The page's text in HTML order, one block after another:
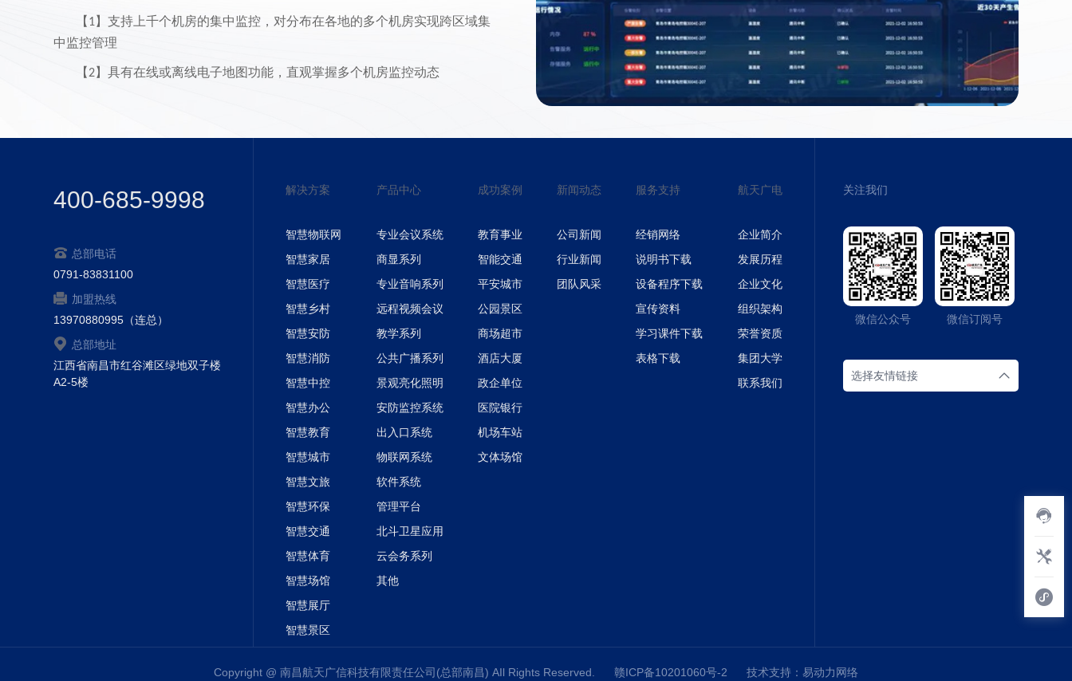
【 1】支持上千个机房的集中监控，对分布在各地的多个机房实现跨区域集
中监控管理
【 2】具有在线或离线电子地图功能，直观掌握多个机房监控动态
【6 】支持多种报警方式，包括短信、电话、微信、网页、邮件等
【8】支持机房能耗分析
【9】支持监控设备曲线趋势图、柱形图展示
【 】嵌入强大的报表输出系统
【11】多级报警等级灵活设置
【12】支持二次开发，OEM
400-685-9998
总部电话
0791-83831100
加盟热线
13970880995（连总）
总部地址
江西省南昌市红谷滩区绿地双子楼
A2-5楼
解决方案
智慧物联网
智慧家居
智慧医疗
智慧乡村
智慧安防
智慧消防
智慧中控
智慧办公
智慧教育
智慧城市
智慧文旅
智慧环保
智慧交通
智慧体育
智慧场馆
智慧展厅
智慧景区
产品中心
专业会议系统
商显系列
专业音响系列
远程视频会议
教学系列
公共广播系列
景观亮化照明
安防监控系统
出入口系统
物联网系统
软件系统
管理平台
北斗卫星应用
云会务系列
其他
成功案例
教育事业
智能交通
平安城市
公园景区
商场超市
酒店大厦
政企单位
医院银行
机场车站
文体场馆
新闻动态
公司新闻
行业新闻
团队风采
服务支持
经销网络
说明书下载
设备程序下载
宣传资料
学习课件下载
表格下载
航天广电
企业简介
发展历程
企业文化
组织架构
荣誉资质
集团大学
联系我们
关注我们
微信公众号 微信订阅号
选择友情链接
Copyright @ 南昌航天广信科技有限责任公司(总部南昌) AIl Rights Reserved. 赣ICP备10201060号-2 技术支持： 易动力网络